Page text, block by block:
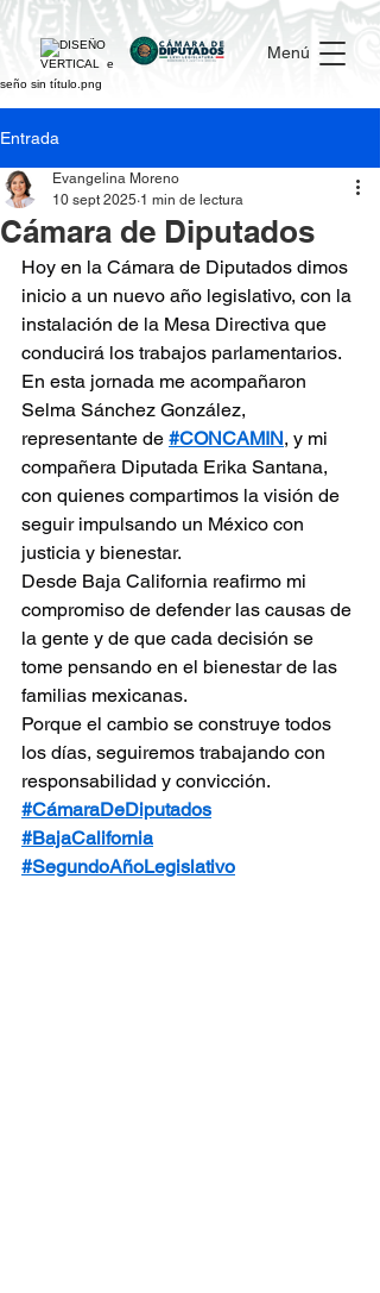
Menú
Entrada
Cámara de Diputados
Evangelina Moreno
10 sept 2025 1 min de lectura
Hoy en la Cámara de Diputados dimos
inicio a un nuevo año legislativo, con la
instalación de la Mesa Directiva que
conducirá los trabajos parlamentarios.
En esta jornada me acompañaron
Selma Sánchez González,
representante de #CONCAMIN, y mi
compañera Diputada Erika Santana,
con quienes compartimos la visión de
seguir impulsando un México con
justicia y bienestar.
Desde Baja California reafirmo mi
compromiso de defender las causas de
la gente y de que cada decisión se
tome pensando en el bienestar de las
familias mexicanas.
Porque el cambio se construye todos
los días, seguiremos trabajando con
responsabilidad y convicción.
#CámaraDeDiputados
#BajaCalifornia
#SegundoAñoLegislativo